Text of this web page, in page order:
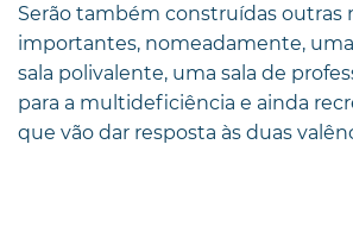
Serão também construídas outras
importantes, nomeadamente,
sala polivalente, uma sala de
para a multideficiência e ainda
que vão dar resposta às duas